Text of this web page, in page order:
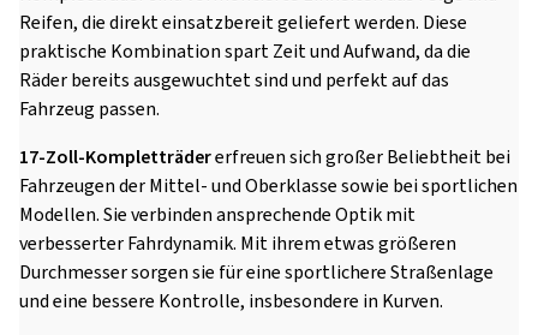
Reifen, die direkt einsatzbereit geliefert werden. Diese
praktische Kombination spart Zeit und Aufwand, da die
Räder bereits ausgewuchtet sind und perfekt auf das
Fahrzeug passen.
17-Zoll-Kompletträdererfreuen sich großer Beliebtheit bei
Fahrzeugen der Mittel- und Oberklasse sowie bei sportlichen
Modellen. Sie verbinden ansprechende Optik mit
verbesserter Fahrdynamik. Mit ihrem etwas größeren
Durchmesser sorgen sie für eine sportlichere Straßenlage
und eine bessere Kontrolle, insbesondere in Kurven.